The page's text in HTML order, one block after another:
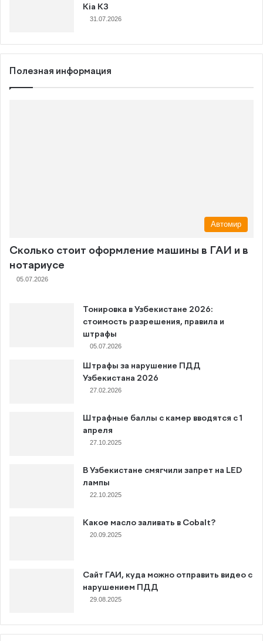
Kia K3
31.07.2026
Полезная информация
Автомир
Сколько стоит оформление машины в ГАИ и в
нотариусе
05.07.2026
Тонировка в Узбекистане 2026:
стоимость разрешения, правила и
штрафы
05.07.2026
Штрафы за нарушение ПДД
Узбекистана 2026
27.02.2026
Штрафные баллы с камер вводятся с 1
апреля
27.10.2025
В Узбекистане смягчили запрет на LED
лампы
22.10.2025
Какое масло заливать в Cobalt?
20.09.2025
Сайт ГАИ, куда можно отправить видео с
нарушением ПДД
29.08.2025